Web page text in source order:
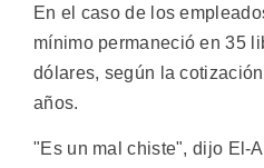
En el caso de los
mínimo permaneció en 35
dólares, según la
años.
"Es un mal chiste", dijo El-